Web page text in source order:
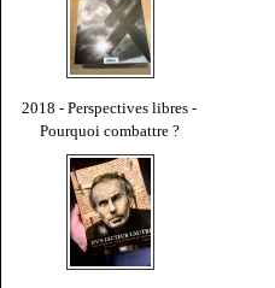
2018 - Perspectives libres -
Pourquoi combattre ?